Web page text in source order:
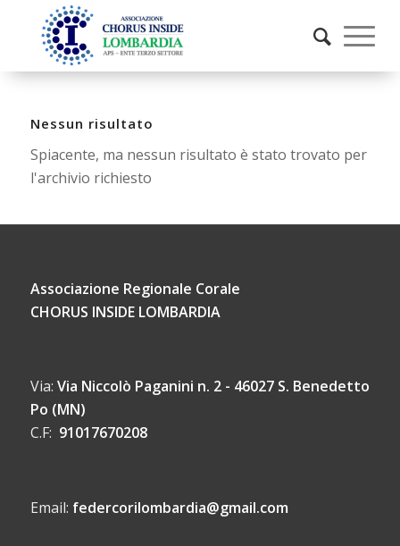
Nessun risultato
Spiacente, ma nessun risultato è stato trovato per
l'archivio richiesto
Associazione Regionale Corale
CHORUS INSIDE LOMBARDIA
Via: Via Niccolò Paganini n. 2 - 46027 S. Benedetto
Po (MN)
C.F: 91017670208
Email: federcorilombardia@gmail.com